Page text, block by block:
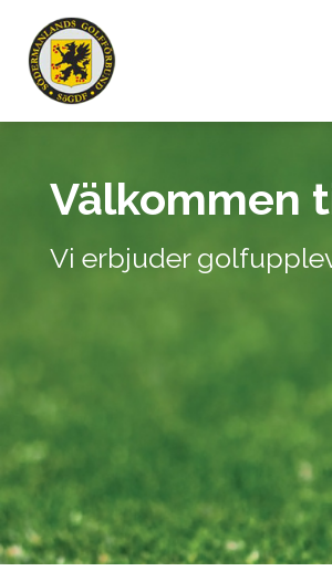
Välkommen
Vi erbjuder